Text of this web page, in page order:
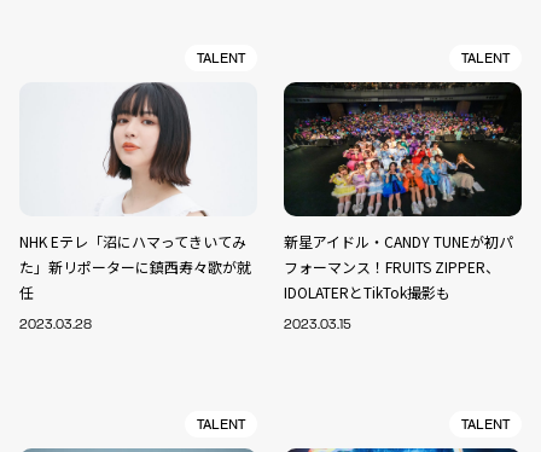
TALENT
NHK Eテレ「沼にハマってきいてみ
た」新リポーターに鎮西寿々歌が就
任
2023.03.28
TALENT
新星アイドル・CANDY TUNEが初パ
フォーマンス！FRUITS ZIPPER、
IDOLATERとTikTok撮影も
2023.03.15
TALENT TALENT